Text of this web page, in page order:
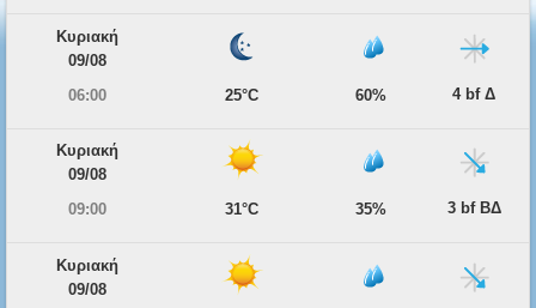
Κυριακή
09/08
06:00
25°C 60% 4 bf Δ
Κυριακή
09/08
09:00
31°C 35% 3 bf ΒΔ
Κυριακή
09/08